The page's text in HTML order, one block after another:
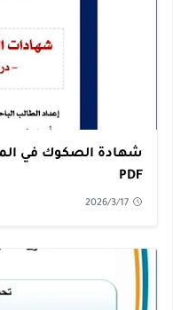
شهادة الصكوك في
PDF
2026/3/17